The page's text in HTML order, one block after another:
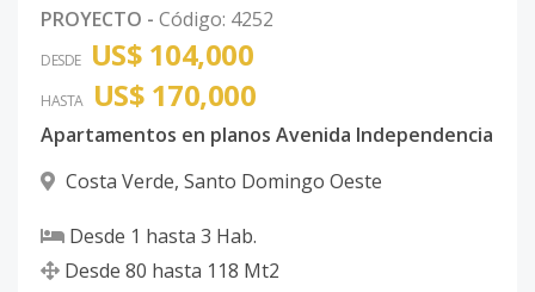
PROYECTO - Código: 4252
DESDE US$ 104,000
HASTA US$ 170,000
Apartamentos en planos Avenida Independencia
Costa Verde, Santo Domingo Oeste
Desde 1 hasta 3 Hab.
Desde 80 hasta 118 Mt2